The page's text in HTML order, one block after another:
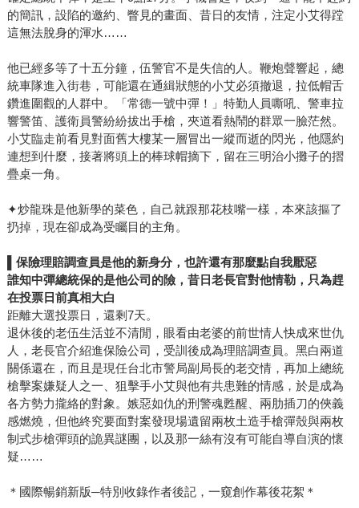
的簡訊，設陷的邀約、瞥見的畫面、昔日的友情，注定小艾得蹚
這無法脫身的渾水……
他已經多等了十五分鐘，伍警官不是失信的人。鞭炮聲響起，總
統車隊進入街巷，可能還在通緝狀態的小艾必須撤退，拉低帽舌
鑽進圍觀的人群中。「常德一號中彈！」特勤人員嘶吼、警車拉
響警笛、護衛員警紛紛拔出手槍，夾道看熱鬧的群眾一臉茫然。
小艾臨走前看見對面舊大樓某一層冒出一縱而逝的閃光，他隱約
連想到什麼，接著將頭上的棒球帽摘下，留在三明治小攤子的摺
疊桌一角。
✦炒龍珠是他新學的菜色，自己就跟那花枝嘴一樣，本來該摳了
扔掉，現在卻成為受矚目的主角。
保險理賠調查員是他的新身分，也許還有那麼點自我厭惡
誰知中彈總統保的是他公司的險，昔日老長官對他情勒，只為趕
在投票日前真相大白
距離大選投票日，還剩7天。
退休後的老伍生活並不清閒，眼看由老婆的前世情人快成來世仇
人，老長官介紹進保險公司，受訓後成為理賠調查員。黑白兩道
關係還在，而且是現任台北市警局副局長的老交情，再加上總統
槍擊案嫌疑人之一、狙擊手小艾與他有共患難的情感，於是成為
各方勢力攏絡的對象。嫉惡如仇的刑警魂甦醒、兩肋插刀的俠義
感燃燒，但他終究要面對案發現場遺留兩枚土造手槍彈殼與兩枚
制式步槍彈頭的詭異謎團，以及那一絲有沒有可能自導自演的懷
疑……
＊國際暢銷新版─特別收錄作者後記，一窺創作幕後花絮＊